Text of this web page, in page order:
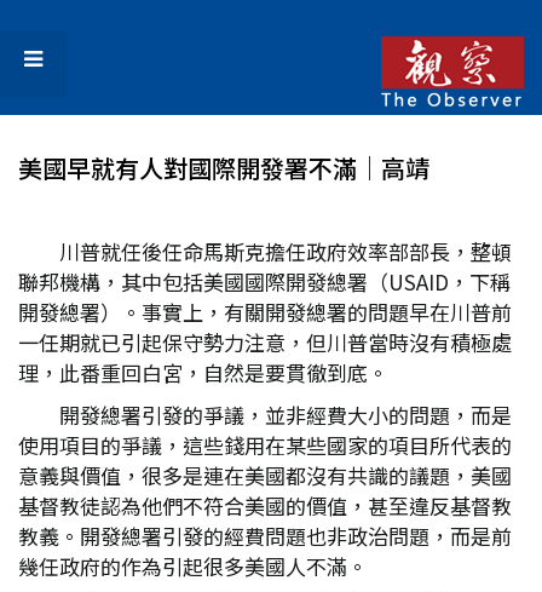
美國早就有人對國際開發署不滿│高靖
川普就任後任命馬斯克擔任政府效率部部長，整頓
聯邦機構，其中包括美國國際開發總署（USAID，下稱
開發總署）。事實上，有關開發總署的問題早在川普前
一任期就已引起保守勢力注意，但川普當時沒有積極處
理，此番重回白宮，自然是要貫徹到底。
開發總署引發的爭議，並非經費大小的問題，而是
使用項目的爭議，這些錢用在某些國家的項目所代表的
意義與價值，很多是連在美國都沒有共識的議題，美國
基督教徒認為他們不符合美國的價值，甚至違反基督教
教義。開發總署引發的經費問題也非政治問題，而是前
幾任政府的作為引起很多美國人不滿。